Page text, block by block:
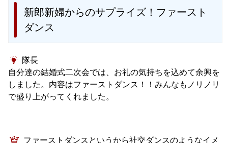
新郎新婦からのサプライズ！ファースト
ダンス
隊長
自分達の結婚式二次会では、お礼の気持ちを込めて余興を
しました。内容はファーストダンス！！みんなもノリノリ
で盛り上がってくれました。
ファーストダンスというから社交ダンスのようなイメ